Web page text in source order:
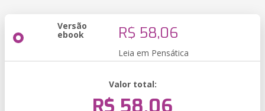
Versão
ebook R$ 58,06
Leia em Pensática
Valor total: